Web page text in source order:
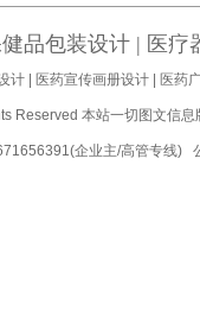
品包装设计 | 医疗
计 医药宣传画册设计 医药
Reserved 本站一切图文信
企业主/高管专线)